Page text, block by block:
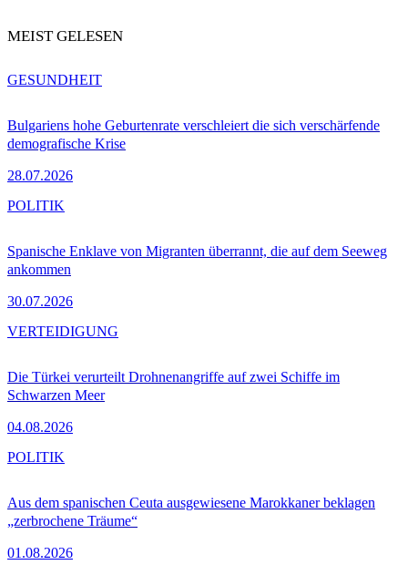
MEIST GELESEN
Bulgariens hohe Geburtenrate verschleiert die sich verschärfende
demografische Krise
28.07.2026
GESUNDHEIT
Spanische Enklave von Migranten überrannt, die auf dem Seeweg
ankommen
30.07.2026
POLITIK
Die Türkei verurteilt Drohnenangriffe auf zwei Schiffe im
Schwarzen Meer
04.08.2026
VERTEIDIGUNG
Aus dem spanischen Ceuta ausgewiesene Marokkaner beklagen
„zerbrochene Träume“
01.08.2026
POLITIK